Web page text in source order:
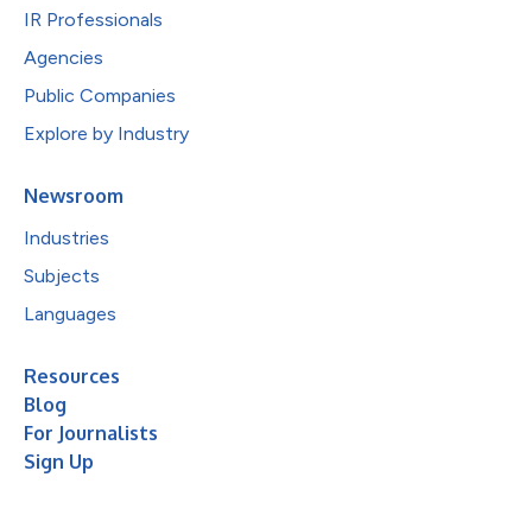
IR Professionals
Agencies
Public Companies
Explore by Industry
Newsroom
Industries
Subjects
Languages
Resources
Blog
For Journalists
Sign Up